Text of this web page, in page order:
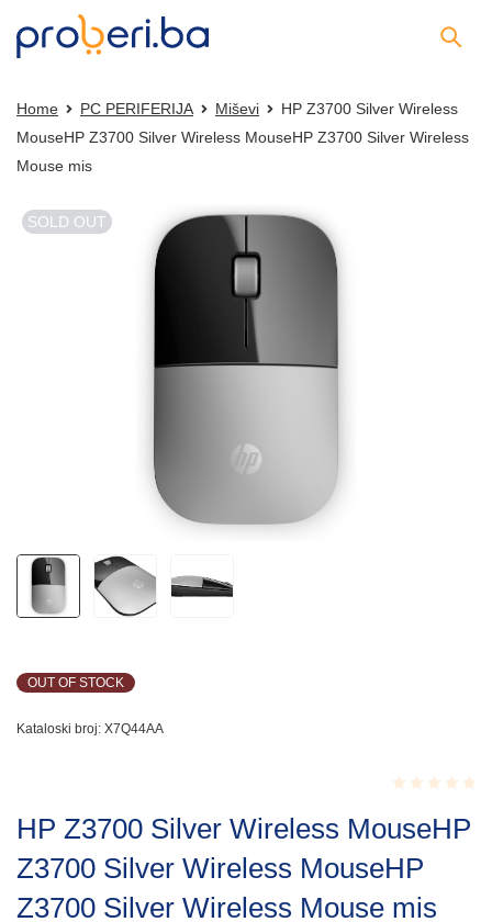
Home PC PERIFERIJA Miševi
HP Z3700 Silver Wireless
MouseHP Z3700 Silver Wireless MouseHP Z3700 Silver Wireless
Mouse mis
SOLD OUT
OUT OF STOCK
Kataloski broj: X7Q44AA
0.001
of
5
HP Z3700 Silver Wireless MouseHP
Z3700 Silver Wireless MouseHP
Z3700 Silver Wireless Mouse mis